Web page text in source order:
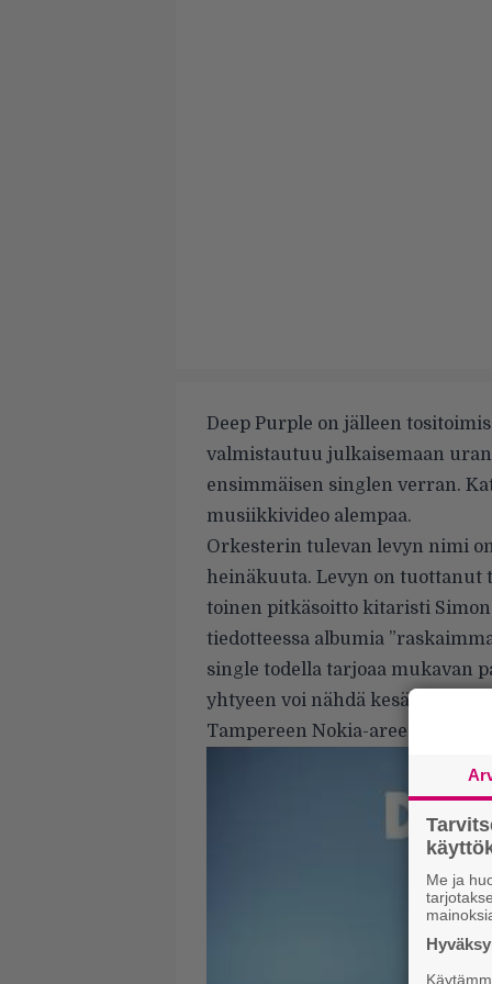
Deep Purple on jälleen
valmistautuu julkaisemaan
ensimmäisen singlen verran.
musiikkivideo alempaa.
Orkesterin tulevan levyn nimi
heinäkuuta. Levyn on tuottanut
toinen pitkäsoitto kitaristi
tiedotteessa albumia
single todella tarjoaa mukavan
yhtyeen voi nähdä kesän mittaan
Tampereen Nokia-areenalla.
Me ja